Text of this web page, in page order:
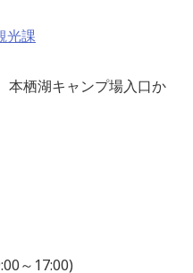
光課
本栖湖キャンプ場入口か
～17:00)